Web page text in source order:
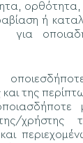
ορθότητα,
ή
για
της
χρήστης